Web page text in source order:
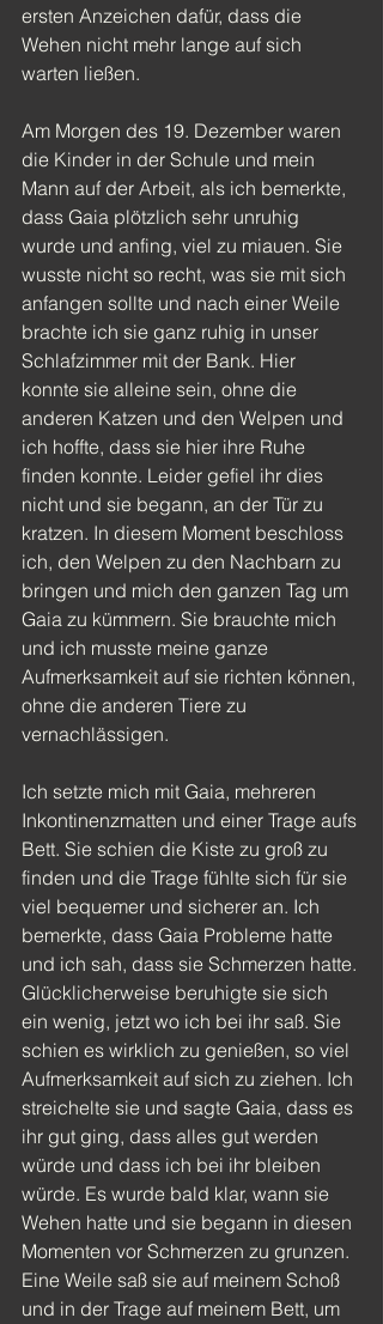
ersten Anzeichen dafür, dass die
Wehen nicht mehr lange auf sich
warten ließen.
Am Morgen des 19. Dezember waren
die Kinder in der Schule und mein
Mann auf der Arbeit, als ich bemerkte,
dass Gaia plötzlich sehr unruhig
wurde und anfing, viel zu miauen. Sie
wusste nicht so recht, was sie mit sich
anfangen sollte und nach einer Weile
brachte ich sie ganz ruhig in unser
Schlafzimmer mit der Bank. Hier
konnte sie alleine sein, ohne die
anderen Katzen und den Welpen und
ich hoffte, dass sie hier ihre Ruhe
finden konnte. Leider gefiel ihr dies
nicht und sie begann, an der Tür zu
kratzen. In diesem Moment beschloss
ich, den Welpen zu den Nachbarn zu
bringen und mich den ganzen Tag um
Gaia zu kümmern. Sie brauchte mich
und ich musste meine ganze
Aufmerksamkeit auf sie richten können,
ohne die anderen Tiere zu
vernachlässigen.
Ich setzte mich mit Gaia, mehreren
Inkontinenzmatten und einer Trage aufs
Bett. Sie schien die Kiste zu groß zu
finden und die Trage fühlte sich für sie
viel bequemer und sicherer an. Ich
bemerkte, dass Gaia Probleme hatte
und ich sah, dass sie Schmerzen hatte.
Glücklicherweise beruhigte sie sich
ein wenig, jetzt wo ich bei ihr saß. Sie
schien es wirklich zu genießen, so viel
Aufmerksamkeit auf sich zu ziehen. Ich
streichelte sie und sagte Gaia, dass es
ihr gut ging, dass alles gut werden
würde und dass ich bei ihr bleiben
würde. Es wurde bald klar, wann sie
Wehen hatte und sie begann in diesen
Momenten vor Schmerzen zu grunzen.
Eine Weile saß sie auf meinem Schoß
und in der Trage auf meinem Bett, um